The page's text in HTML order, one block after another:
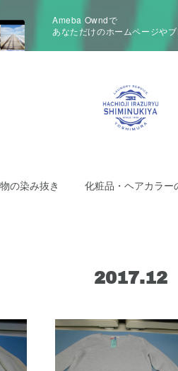
Ameba Owndで
あなただけのホームページや
の染み抜き 化粧品・ヘアカラー
2017.12